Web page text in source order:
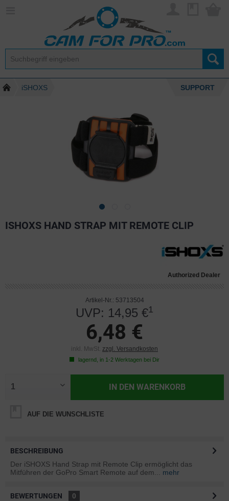
iSHOXS SUPPORT
ISHOXS HAND STRAP MIT REMOTE CLIP
Authorized Dealer
Artikel-Nr.: 53713504
UVP: 14,95 €1
6,48 €
inkl. MwSt. zzgl. Versandkosten
lagernd, in 1-2 Werktagen bei Dir
IN DEN WARENKORB
AUF DIE WUNSCHLISTE
BESCHREIBUNG
Der iSHOXS Hand Strap mit Remote Clip ermöglicht das
Mitführen der GoPro Smart Remote auf dem...
mehr
BEWERTUNGEN
0